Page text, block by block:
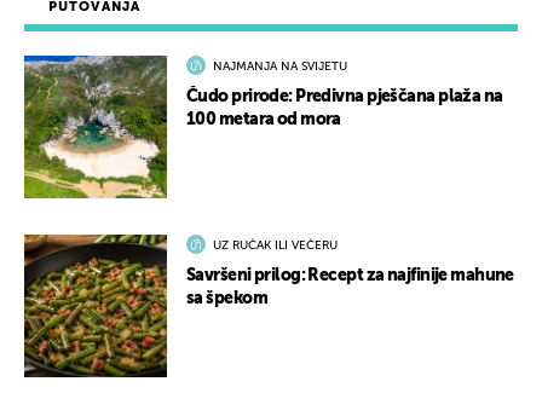
PUTOVANJA
NAJMANJA NA SVIJETU
Čudo prirode: Predivna pješčana plaža na
100 metara od mora
UZ RUČAK ILI VEČERU
Savršeni prilog: Recept za najfinije mahune
sa špekom